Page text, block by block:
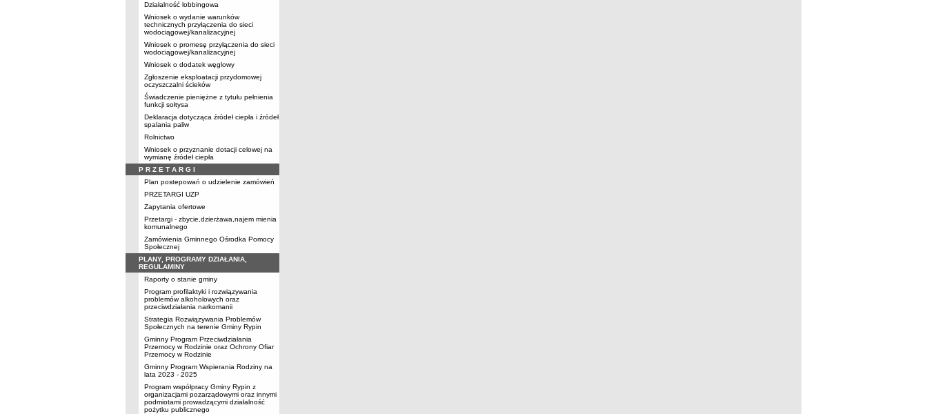
Działalność lobbingowa
Wniosek o wydanie warunków
technicznych przyłączenia do sieci
wodociągowej/kanalizacyjnej
Wniosek o promesę przyłączenia do sieci
wodociągowej/kanalizacyjnej
Wniosek o dodatek węglowy
Zgłoszenie eksploatacji przydomowej
oczyszczalni ścieków
Świadczenie pieniężne z tytułu pełnienia
funkcji sołtysa
Deklaracja dotycząca źródeł ciepła i źródeł
spalania paliw
Rolnictwo
Wniosek o przyznanie dotacji celowej na
wymianę źródeł ciepła
P R Z E T A R G I
Plan postepowań o udzielenie zamówień
PRZETARGI UZP
Zapytania ofertowe
Przetargi - zbycie,dzierżawa,najem mienia
komunalnego
Zamówienia Gminnego Ośrodka Pomocy
Społecznej
PLANY, PROGRAMY DZIAŁANIA,
REGULAMINY
Raporty o stanie gminy
Program profilaktyki i rozwiązywania
problemów alkoholowych oraz
przeciwdziałania narkomanii
Strategia Rozwiązywania Problemów
Społecznych na terenie Gminy Rypin
Gminny Program Przeciwdziałania
Przemocy w Rodzinie oraz Ochrony Ofiar
Przemocy w Rodzinie
Gminny Program Wspierania Rodziny na
lata 2023 - 2025
Program współpracy Gminy Rypin z
organizacjami pozarządowymi oraz innymi
podmiotami prowadzącymi działalność
pożytku publicznego